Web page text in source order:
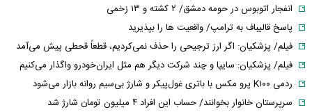
انفجار اتوبوس در حومه دمشق/ ۲ کشته و ۱۳ زخمی
پاسخ قالیباف به ترامپ/ واقعیت ها را بپذیرید
فیلم/ پزشکیان: اگر ارز ترجیحی را حذف نمی‌کردیم، قطعاً قحطی پیش می‌آمد
فیلم/ پزشکیان: سایپا و چند شرکت دیگر هم مثل ایران‌خودرو واگذار می‌کنیم
ردمی K۱۰۰ پرو مکس با باتری غول‌پیکر و شارژ بی‌سیم روانه بازار می‌شود
سرپرستان خانوار بخوانند/ حساب این افراد ۴ میلیون تومان شارژ شد